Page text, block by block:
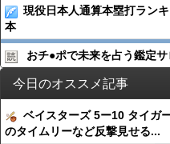
現役日本人通算本塁打ラン
本
おチ●︎ポで未来を占う鑑定サ
今日のオススメ記事
ベイスターズ 5ー10 タイ
のタイムリーなど反撃見せる...